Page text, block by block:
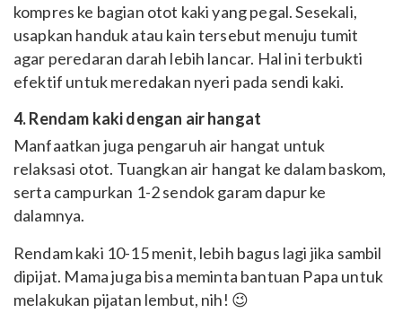
kompres ke bagian otot kaki yang pegal. Sesekali,
usapkan handuk atau kain tersebut menuju tumit
agar peredaran darah lebih lancar. Hal ini terbukti
efektif untuk meredakan nyeri pada sendi kaki.
4. Rendam kaki dengan air hangat
Manfaatkan juga pengaruh air hangat untuk
relaksasi otot. Tuangkan air hangat ke dalam baskom,
serta campurkan 1-2 sendok garam dapur ke
dalamnya.
Rendam kaki 10-15 menit, lebih bagus lagi jika sambil
dipijat. Mama juga bisa meminta bantuan Papa untuk
melakukan pijatan lembut, nih! 😉